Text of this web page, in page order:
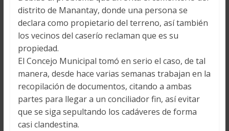
distrito de Manantay, donde una persona se
declara como propietario del terreno, así también
los vecinos del caserío reclaman que es su
propiedad.
El Concejo Municipal tomó en serio el caso, de tal
manera, desde hace varias semanas trabajan en la
recopilación de documentos, citando a ambas
partes para llegar a un conciliador fin, así evitar
que se siga sepultando los cadáveres de forma
casi clandestina.